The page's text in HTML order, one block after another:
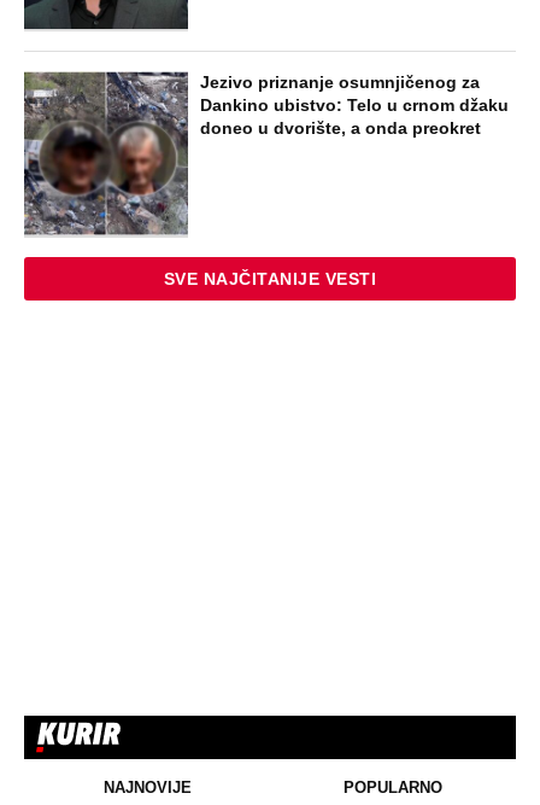
Jezivo priznanje osumnjičenog za
Dankino ubistvo: Telo u crnom džaku
doneo u dvorište, a onda preokret
SVE NAJČITANIJE VESTI
NAJNOVIJE POPULARNO